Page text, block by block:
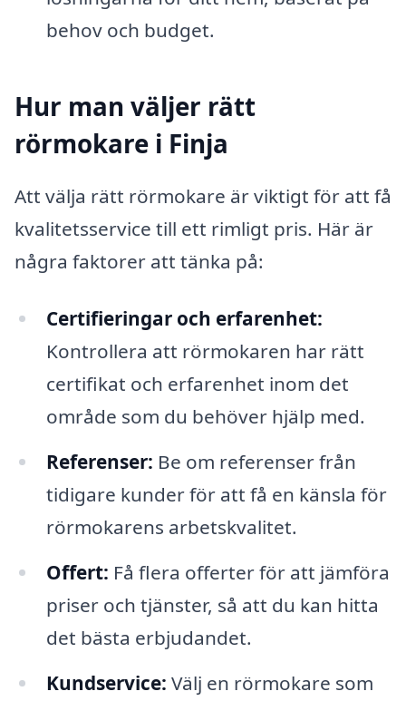
behov och budget.
Hur man väljer rätt
rörmokare i Finja
Att välja rätt rörmokare är viktigt för att få
kvalitetsservice till ett rimligt pris. Här är
några faktorer att tänka på:
Certifieringar och erfarenhet:
Kontrollera att rörmokaren har rätt
certifikat och erfarenhet inom det
område som du behöver hjälp med.
Referenser: Be om referenser från
tidigare kunder för att få en känsla för
rörmokarens arbetskvalitet.
Offert: Få flera offerter för att jämföra
priser och tjänster, så att du kan hitta
det bästa erbjudandet.
Kundservice: Välj en rörmokare som